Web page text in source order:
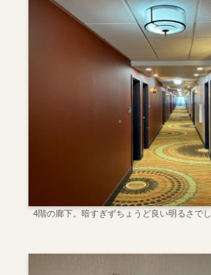
4階の廊下。暗すぎずちょうど良い明るさでし